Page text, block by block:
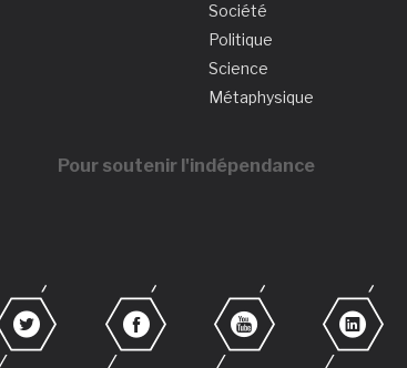
Société
Politique
Science
Métaphysique
Pour soutenir l'indépendance